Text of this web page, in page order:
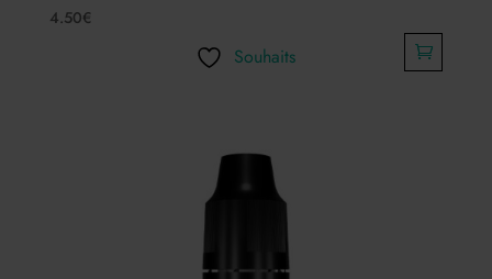
4.50€
Souhaits